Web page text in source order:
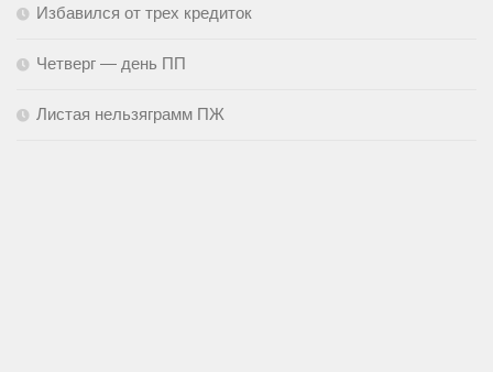
Избавился от трех кредиток
Четверг — день ПП
Листая нельзяграмм ПЖ